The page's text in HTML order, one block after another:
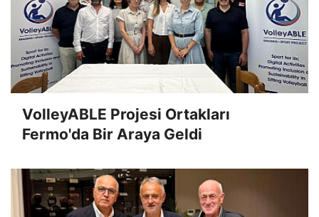
VolleyABLE Projesi Ortakları
Fermo'da Bir Araya Geldi